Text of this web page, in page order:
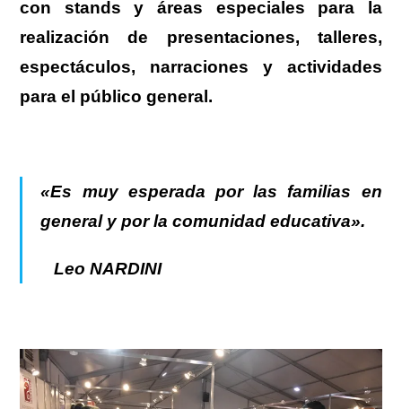
con stands y áreas especiales para la
realización de presentaciones, talleres,
espectáculos, narraciones y actividades
para el público general.
«Es muy esperada por las familias en
general y por la comunidad educativa».
Leo NARDINI